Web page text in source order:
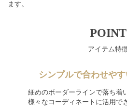
ます。
POINT
アイテム特
シンプルで合わせや
細めのボーダーラインで落ち着
様々なコーディネートに活用で